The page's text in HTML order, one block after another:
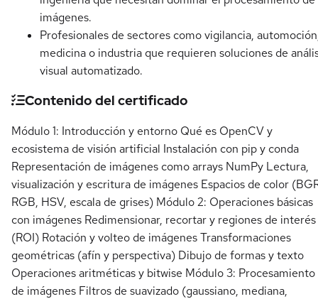
imágenes.
Profesionales de sectores como vigilancia,
medicina o industria que requieren soluciones de
visual automatizado.
Contenido del certificado
Módulo 1: Introducción y entorno Qué es OpenCV y
ecosistema de visión artificial Instalación con pip y conda
Representación de imágenes como arrays NumPy Lectura,
visualización y escritura de imágenes Espacios de color
RGB, HSV, escala de grises) Módulo 2: Operaciones básicas
con imágenes Redimensionar, recortar y regiones de interés
(ROI) Rotación y volteo de imágenes Transformaciones
geométricas (afín y perspectiva) Dibujo de formas y texto
Operaciones aritméticas y bitwise Módulo 3: Procesamiento
de imágenes Filtros de suavizado (gaussiano, mediana,